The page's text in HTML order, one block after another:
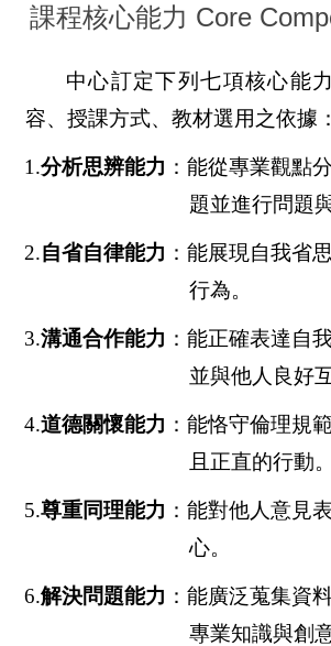
課程核心能力 Core
中心訂定下列七項核心能
容、授課方式、教材選用之依據：
1.分析思辨能力 ：能從專業觀點
題並進行問題
2.自省自律能力 ：能展現自我省
行為。
3.溝通合作能力 ：能正確表達自
並與他人良好互
4.道德關懷能力 ：能恪守倫理規
且正直的行動。
5.尊重同理能力 ：能對他人意見
心。
6.解決問題能力 ：能廣泛蒐集資
專業知識與創